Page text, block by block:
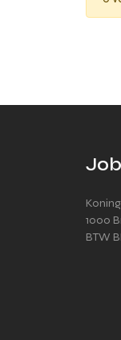
1000
BTW